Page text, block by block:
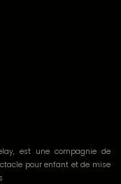
est une compagnie de
pour enfant et de mise